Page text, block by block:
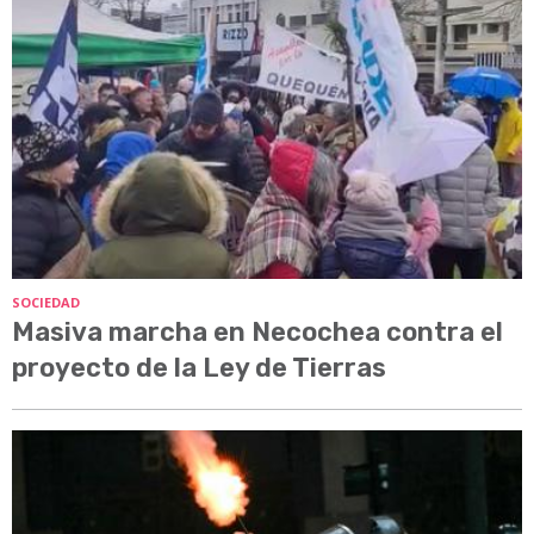
SOCIEDAD
Masiva marcha en Necochea contra el
proyecto de la Ley de Tierras